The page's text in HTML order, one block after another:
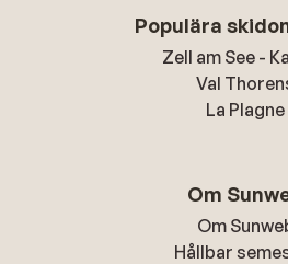
Populära
Zell am See -
Val
La Plagne
Om
Om
Hållbar